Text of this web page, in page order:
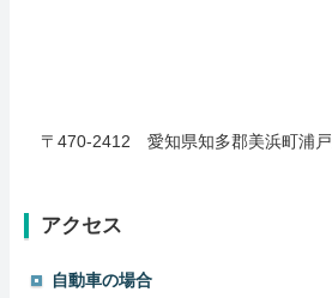
〒470-2412 愛知県知多郡美浜町浦戸
アクセス
自動車の場合